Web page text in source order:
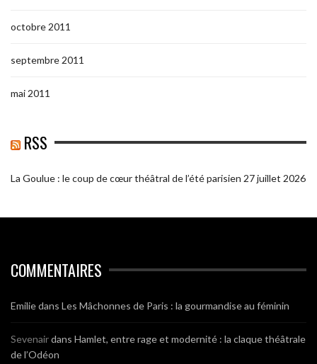
octobre 2011
septembre 2011
mai 2011
RSS
La Goulue : le coup de cœur théâtral de l’été parisien 27 juillet 2026
COMMENTAIRES
Emiliedans Les Mâchonnes de Paris : la gourmandise au féminin
Sevenairdans Hamlet, entre rage et modernité : la claque théâtrale
de l’Odéon